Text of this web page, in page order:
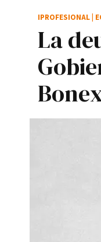
La
IPROFESIONAL